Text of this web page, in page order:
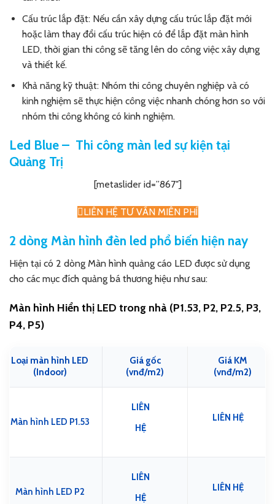
Cấu trúc lắp đặt: Nếu cần xây dựng cấu trúc lắp đặt mới
hoặc làm thay đổi cấu trúc hiện có để lắp đặt màn hình
LED, thời gian thi công sẽ tăng lên do công việc xây dựng
và thiết kế.
Khả năng kỹ thuật: Nhóm thi công chuyên nghiệp và có
kinh nghiệm sẽ thực hiện công việc nhanh chóng hơn so với
nhóm thi công không có kinh nghiệm.
Led Blue – Thi công màn led sự kiện tại
Quảng Trị
[metaslider id=”867″]
LIÊN HỆ TƯ VẤN MIỄN PHÍ
2 dòng Màn hình đèn led phổ biến hiện nay
Hiện tại có 2 dòng Màn hình quảng cáo LED được sử dụng
cho các mục đích quảng bá thương hiệu như sau:
Màn hình Hiển thị LED trong nhà (P1.53, P2, P2.5, P3,
P4, P5)
Loại màn hình LED
(Indoor)
Giá gốc
(vnđ/m2)
Giá KM
(vnđ/m2)
Màn hình LED P1.53
LIÊN
HỆ
LIÊN HỆ
Màn hình LED P2
LIÊN
HỆ
LIÊN HỆ